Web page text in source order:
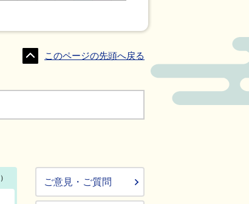
このページの先頭へ戻る
ご意見・ご質問